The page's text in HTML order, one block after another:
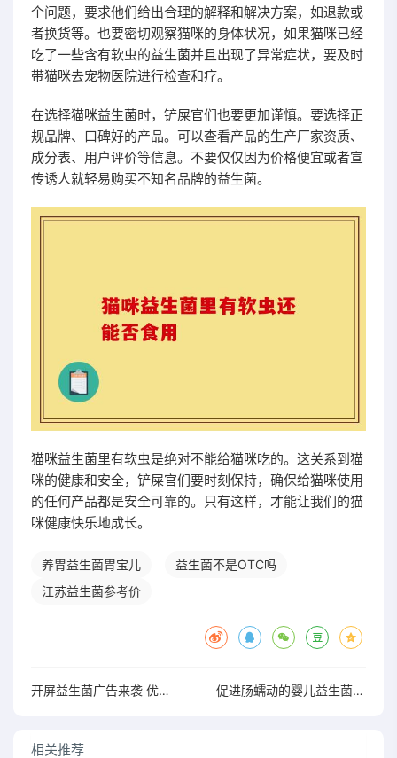
个问题，要求他们给出合理的解释和解决方案，如退款或
者换货等。也要密切观察猫咪的身体状况，如果猫咪已经
吃了一些含有软虫的益生菌并且出现了异常症状，要及时
带猫咪去宠物医院进行检查和疗。
在选择猫咪益生菌时，铲屎官们也要更加谨慎。要选择正
规品牌、口碑好的产品。可以查看产品的生产厂家资质、
成分表、用户评价等信息。不要仅仅因为价格便宜或者宣
传诱人就轻易购买不知名品牌的益生菌。
猫咪益生菌里有软虫是绝对不能给猫咪吃的。这关系到猫
咪的健康和安全，铲屎官们要时刻保持，确保给猫咪使用
的任何产品都是安全可靠的。只有这样，才能让我们的猫
咪健康快乐地成长。
养胃益生菌胃宝儿
益生菌不是OTC吗
江苏益生菌参考价
开屏益生菌广告来袭 优质益生菌助力健康新体验 促进肠蠕动的婴儿益生菌，真的有效果吗？你想知道答案
相关推荐